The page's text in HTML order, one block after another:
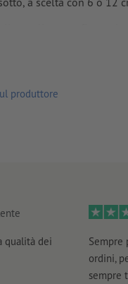
è possibile caricare
produttore
qualità dei
Sempre
ordini,
sempre